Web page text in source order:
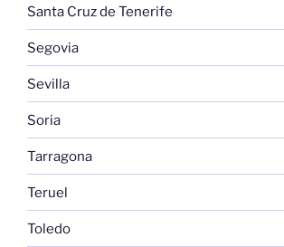
Santa Cruz de Tenerife
Segovia
Sevilla
Soria
Tarragona
Teruel
Toledo